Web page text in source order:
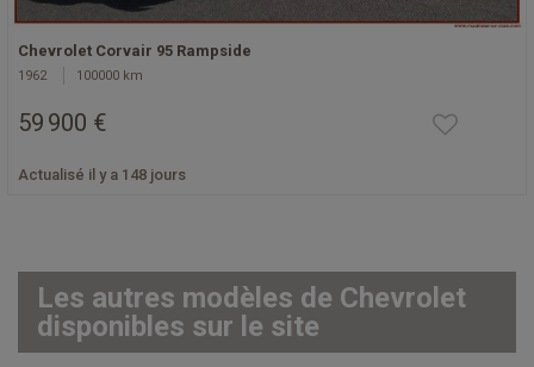
Chevrolet Corvair 95 Rampside
1962 100000 km
59 900 €
Actualisé il y a 148 jours
Les autres modèles de Chevrolet
disponibles sur le site